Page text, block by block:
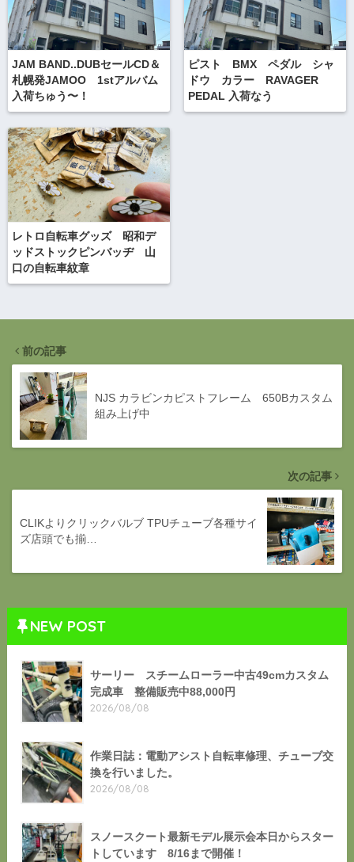
JAM BAND..DUBセールCD＆
札幌発JAMOO 1stアルバム
入荷ちゅう〜！
ピスト BMX ペダル シャ
ドウ カラー RAVAGER
PEDAL 入荷なう
レトロ自転車グッズ 昭和デ
ッドストックピンバッヂ 山
口の自転車紋章
前の記事
NJS カラビンカピストフレーム 650Bカスタム
組み上げ中
次の記事
CLIKよりクリックバルブ TPUチューブ各種サイ
ズ店頭でも揃…
NEW POST
サーリー スチームローラー中古49cmカスタム
完成車 整備販売中88,000円
2026/08/08
作業日誌：電動アシスト自転車修理、チューブ交
換を行いました。
2026/08/08
スノースクート最新モデル展示会本日からスター
トしています 8/16まで開催！